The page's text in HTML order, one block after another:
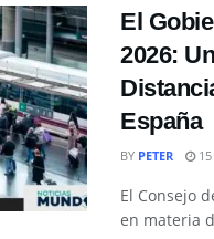
El
2026:
España
BY PETER 15
El Consejo
en materia